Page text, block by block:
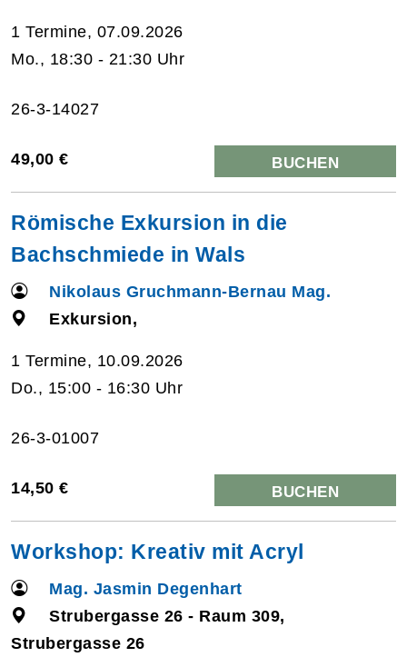
1 Termine, 07.09.2026
Mo., 18:30 - 21:30 Uhr
26-3-14027
49,00 € BUCHEN
Römische Exkursion in die
Bachschmiede in Wals
Nikolaus Gruchmann-Bernau Mag.
Exkursion,
1 Termine, 10.09.2026
Do., 15:00 - 16:30 Uhr
26-3-01007
14,50 € BUCHEN
Workshop: Kreativ mit Acryl
Mag. Jasmin Degenhart
Strubergasse 26 - Raum 309,
Strubergasse 26